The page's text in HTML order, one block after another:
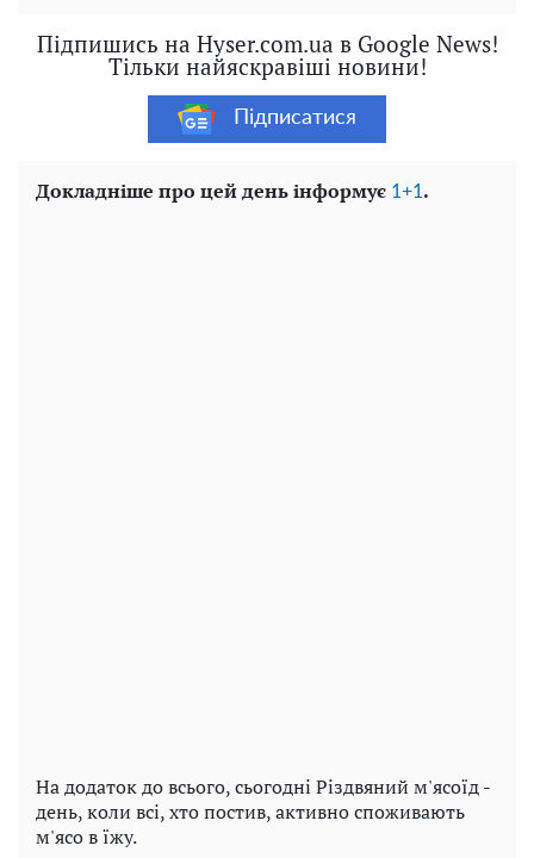
Підпишись на Hyser.com.ua в Google News!
Тільки найяскравіші новини!
Підписатися
Докладніше про цей день інформує 1+1 .
На додаток до всього, сьогодні Різдвяний м'ясоїд -
день, коли всі, хто постив, активно споживають
м'ясо в їжу.